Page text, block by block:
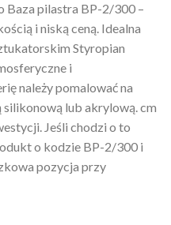
Baza pilastra BP-2/300 –
i niską ceną. Idealna
Styropian
i
należy pomalować na
lub akrylową. cm
Jeśli chodzi o to
o kodzie BP-2/300 i
pozycja przy